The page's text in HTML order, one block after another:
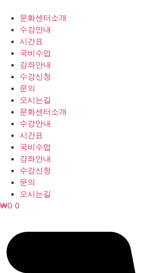
문화센터소개
수강안내
시간표
국비수업
강좌안내
수강신청
문의
오시는길
문화센터소개
수강안내
시간표
국비수업
강좌안내
수강신청
문의
오시는길
₩0 0